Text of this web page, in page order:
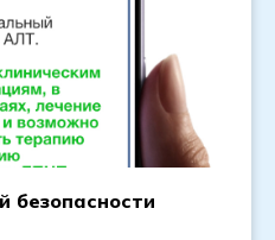
безопасности